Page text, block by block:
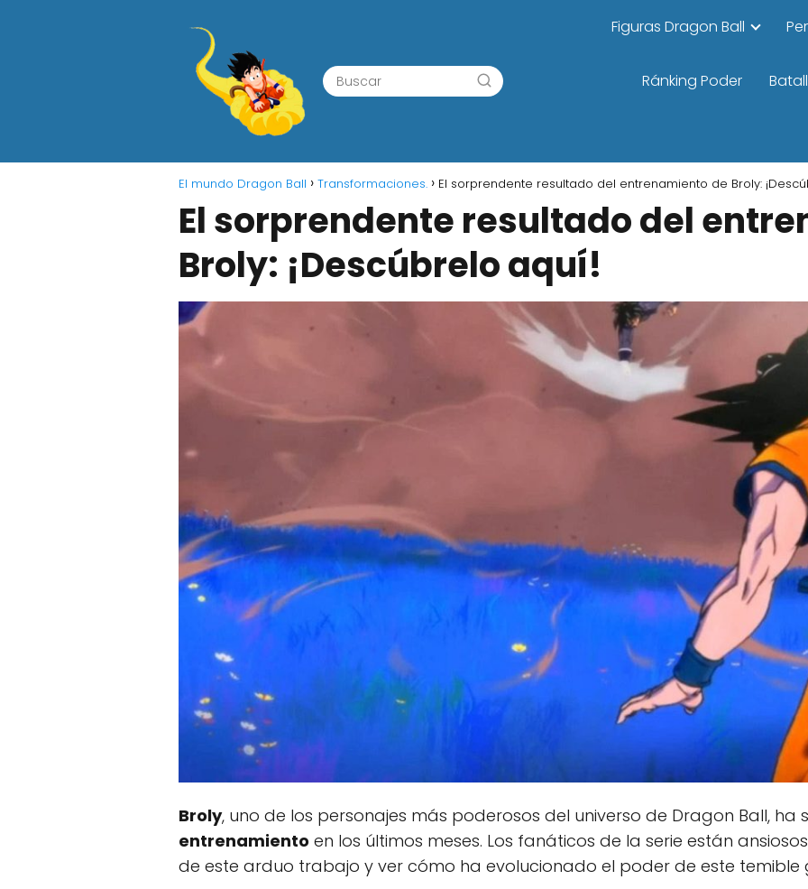
Figuras Dragon Ball
Ránking Poder
El mundo Dragon Ball Transformaciones. El sorprendente resultado del entrenamiento de Broly:
El sorprendente resultado del
Broly: ¡Descúbrelo aquí!
Broly, uno de los personajes más poderosos del universo de Dragon Ball, ha
entrenamiento en los últimos meses. Los fanáticos de la serie están
de este arduo trabajo y ver cómo ha evolucionado el poder de este temible